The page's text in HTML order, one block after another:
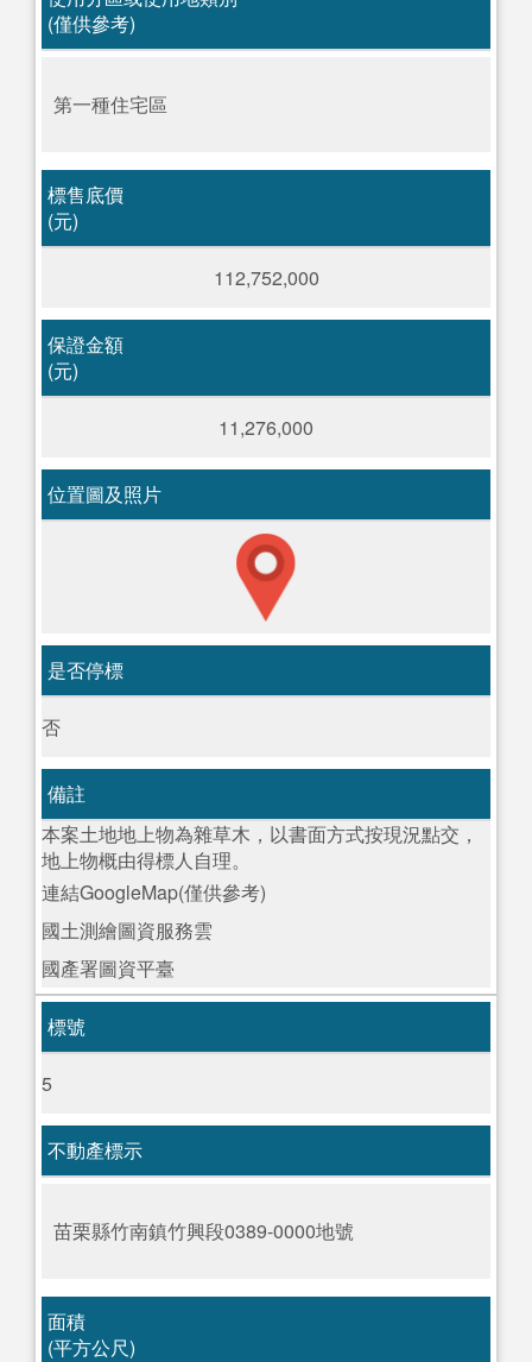
(僅供參考)
第一種住宅區
標售底價
(元)
112,752,000
保證金額
(元)
11,276,000
位置圖及照片
是否停標
否
備註
本案土地地上物為雜草木，以書面方式按現況點交，
地上物概由得標人自理。
連結GoogleMap(僅供參考)
國土測繪圖資服務雲
國產署圖資平臺
標號
5
不動產標示
苗栗縣竹南鎮竹興段0389-0000地號
面積
(平方公尺)